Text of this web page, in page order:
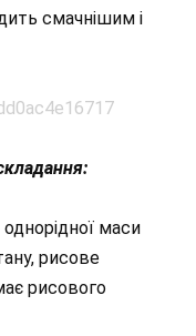
смачнішим і
маси
рисове
рисового